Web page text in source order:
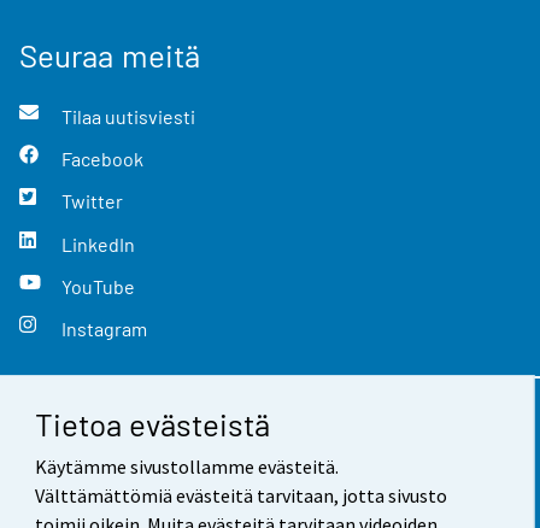
Tietoa evästeistä
Käytämme sivustollamme evästeitä.
Välttämättömiä evästeitä tarvitaan, jotta sivusto
Seuraa meitä
Tilaa uutisviesti
Facebook
Twitter
LinkedIn
YouTube
Instagram
Yhteystiedot
Palaute